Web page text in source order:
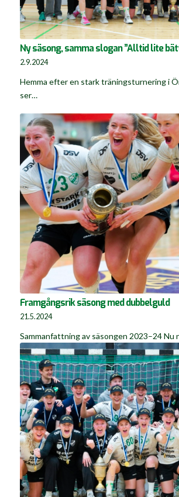
Ny säsong, samma slogan ”Alltid lite
2.9.2024
Hemma efter en stark träningsturnering i
ser…
Framgångsrik säsong med dubbelguld
21.5.2024
Sammanfattning av säsongen 2023–24 Nu